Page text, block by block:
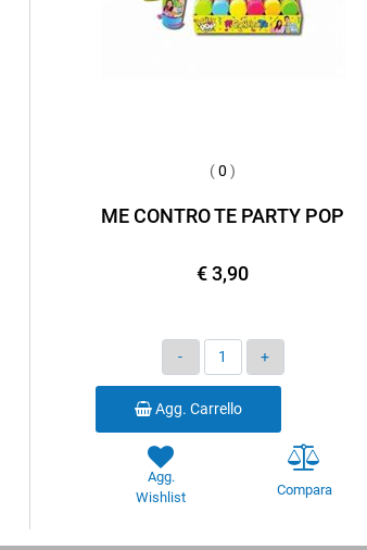
(0 )
ME CONTRO TE PARTY POP
€ 3,90
Quantità
Agg. Carrello
Agg.
Wishlist
Compara